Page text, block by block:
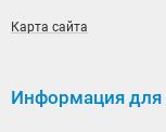
Карта сайта
Информация для